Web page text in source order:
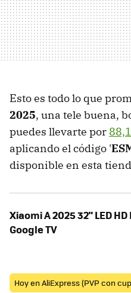
Esto es todo lo que
2025, una tele buena,
puedes llevarte por
aplicando el código '
disponible en esta
Xiaomi A 2025 32" LED
Google TV
Hoy en AliExpress (PVP con